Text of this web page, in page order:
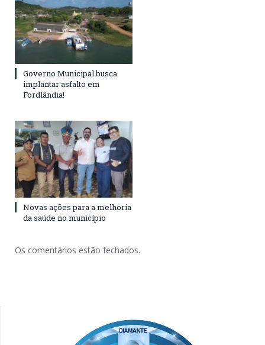
Governo Municipal busca
implantar asfalto em
Fordlândia!
Novas ações para a melhoria
da saúde no município
Os comentários estão fechados.